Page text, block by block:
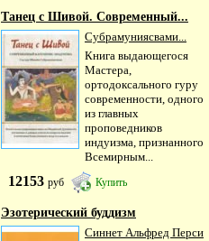
Танец с Шивой. Современный...
Субрамуниясвами...
Книга выдающегося
Мастера,
ортодоксального гуру
современности, одного
из главных
проповедников
индуизма, признанного
Всемирным...
12153 руб Купить
Эзотерический буддизм
Синнет Альфред Перси